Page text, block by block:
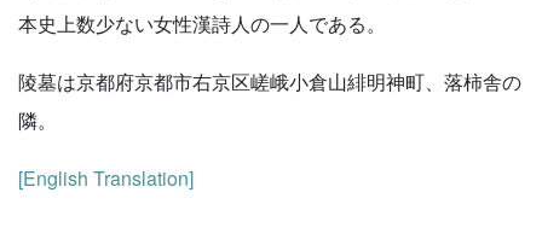
本史上数少ない女性漢詩人の一人である。
陵墓は京都府京都市右京区嵯峨小倉山緋明神町、落柿舎の
隣。
[English Translation]